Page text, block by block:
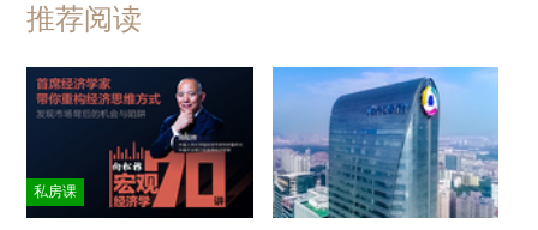
推荐阅读
私房课